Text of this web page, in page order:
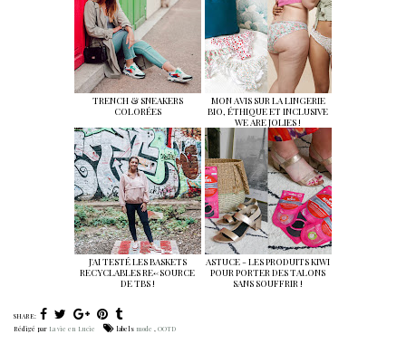
TRENCH & SNEAKERS
COLORÉES
MON AVIS SUR LA LINGERIE
BIO, ÉTHIQUE ET INCLUSIVE
WE ARE JOLIES !
J'AI TESTÉ LES BASKETS
RECYCLABLES RE<-SOURCE
DE TBS !
ASTUCE - LES PRODUITS KIWI
POUR PORTER DES TALONS
SANS SOUFFRIR !
SHARE:
Rédigé par La vie en Lucie labels mode OOTD